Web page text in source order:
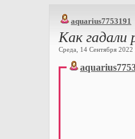
aquarius7753191
Как гадали
Среда, 14 Сентября 2022